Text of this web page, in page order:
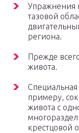
Упражнения
тазовой
региона.
Прежде
живота.
примеру,
живота с
крестцовой